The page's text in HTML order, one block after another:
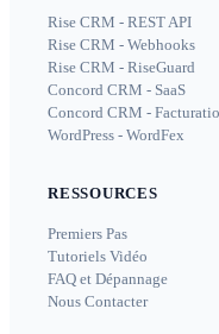
Rise CRM - REST API
Rise CRM - Webhooks
Rise CRM - RiseGuard
Concord CRM - SaaS
Concord CRM -
WordPress - WordFex
RESSOURCES
Premiers Pas
Tutoriels Vidéo
FAQ et Dépannage
Nous Contacter